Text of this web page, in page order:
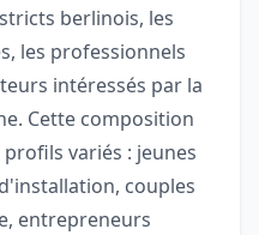
berlinois, les
les professionnels
intéressés par la
Cette composition
variés : jeunes
couples
entrepreneurs